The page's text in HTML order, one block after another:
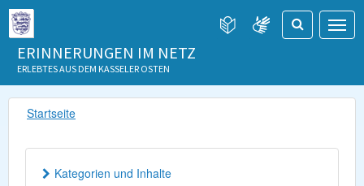
ERINNERUNGEN IM NETZ
ERLEBTES AUS DEM KASSELER OSTEN
Startseite
Kategorien und Inhalte